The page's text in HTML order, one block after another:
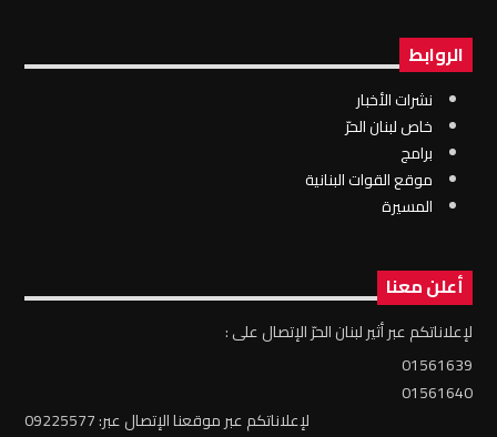
الروابط
نشرات الأخبار
خاص لبنان الحرّ
برامج
موقع القوات البنانية
المسيرة
أعلن معنا
لإعلاناتكم عبر أثير لبنان الحرّ الإتصال على :
01561639
01561640
لإعلاناتكم عبر موقعنا الإتصال عبر: 09225577